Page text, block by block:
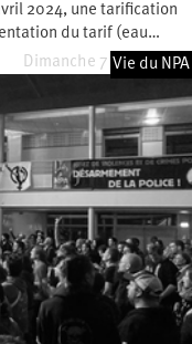
2024, une tarification
du tarif (eau…
Dimanche 7 juillet 2024
Vie du NPA